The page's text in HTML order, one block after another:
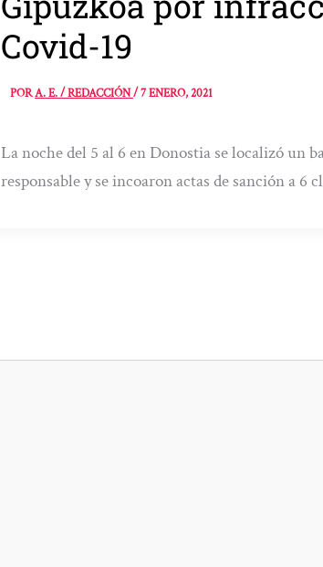
Covid-19
PORA. E. / REDACCIÓN/7 ENERO, 2021
La noche del 5 al 6 en Donostia se localizó un
responsable y se incoaron actas de sanción a 6